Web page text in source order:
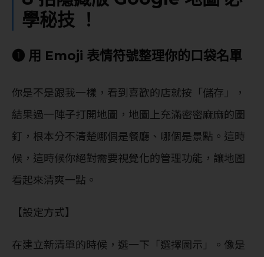
學秘技 ！
❶ 用 Emoji 表情符號整理你的口袋名單
你是不是跟我一樣，看到喜歡的店就按「儲存」，
結果過一陣子打開地圖，地圖上充滿密密麻麻的圖
釘，根本分不清楚哪個是餐廳、哪個是景點。這時
候，這時候你絕對需要視覺化的管理功能，讓地圖
看起來清爽一點。
【設定方式】
在建立新清單的時候，選一下「選擇圖示」。像是